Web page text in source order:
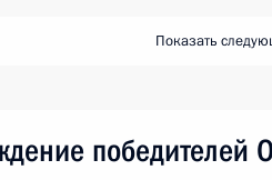
Показать
победителей